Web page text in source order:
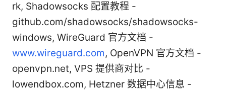
rk, Shadowsocks 配置教程 -
github.com/shadowsocks/shadowsocks-
windows, WireGuard 官方文档 -
www.wireguard.com, OpenVPN 官方文档 -
openvpn.net, VPS 提供商对比 -
lowendbox.com, Hetzner 数据中心信息 -